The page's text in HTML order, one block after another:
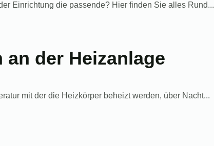
Einrichtung die passende? Hier finden Sie alles Rund...
der Heizanlage
mit der die Heizkörper beheizt werden, über Nacht...